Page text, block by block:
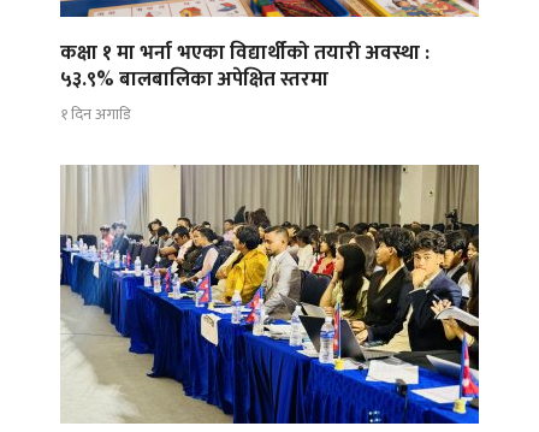
कक्षा १ मा भर्ना भएका विद्यार्थीको तयारी अवस्था :
५३.९% बालबालिका अपेक्षित स्तरमा
१ दिन अगाडि